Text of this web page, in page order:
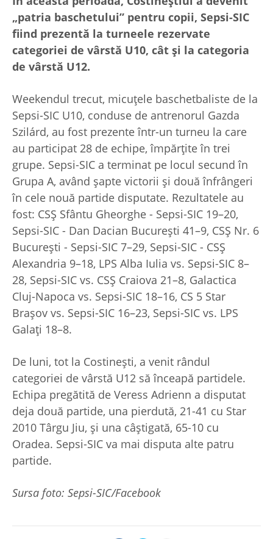
„patria baschetului” pentru copii, Sepsi-SIC
fiind prezentă la turneele rezervate
categoriei de vârstă U10, cât și la categoria
de vârstă U12.
Weekendul trecut, micuțele baschetbaliste de la
Sepsi-SIC U10, conduse de antrenorul Gazda
Szilárd, au fost prezente într-un turneu la care
au participat 28 de echipe, împărțite în trei
grupe. Sepsi-SIC a terminat pe locul secund în
Grupa A, având șapte victorii și două înfrângeri
în cele nouă partide disputate. Rezultatele au
fost: CSȘ Sfântu Gheorghe - Sepsi-SIC 19–20,
Sepsi-SIC - Dan Dacian București 41–9, CSȘ Nr. 6
București - Sepsi-SIC 7–29, Sepsi-SIC - CSȘ
Alexandria 9–18, LPS Alba Iulia vs. Sepsi-SIC 8–
28, Sepsi-SIC vs. CSȘ Craiova 21–8, Galactica
Cluj-Napoca vs. Sepsi-SIC 18–16, CS 5 Star
Brașov vs. Sepsi-SIC 16–23, Sepsi-SIC vs. LPS
Galați 18–8.
De luni, tot la Costinești, a venit rândul
categoriei de vârstă U12 să înceapă partidele.
Echipa pregătită de Veress Adrienn a disputat
deja două partide, una pierdută, 21-41 cu Star
2010 Târgu Jiu, și una câștigată, 65-10 cu
Oradea. Sepsi-SIC va mai disputa alte patru
partide.
Sursa foto: Sepsi-SIC/Facebook